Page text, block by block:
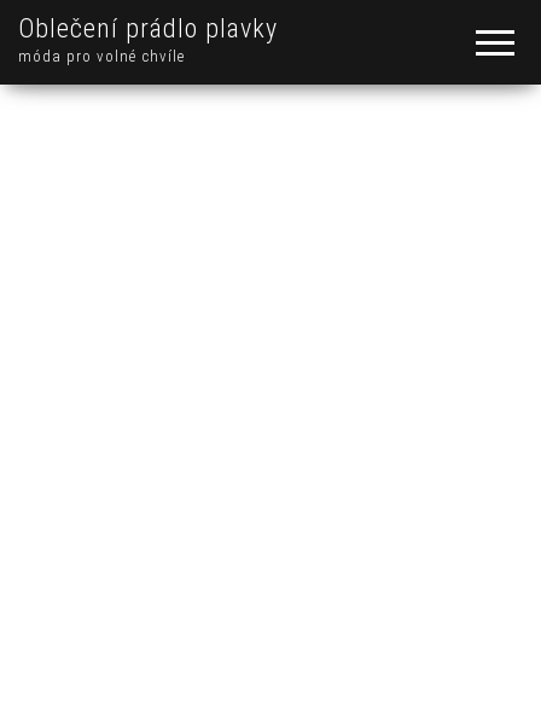
Oblečení prádlo plavky
móda pro volné chvíle